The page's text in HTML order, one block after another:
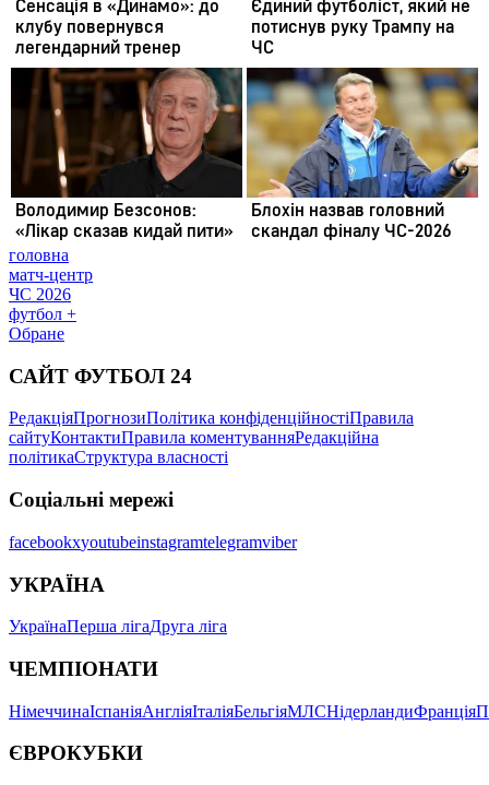
головна
матч-центр
ЧС 2026
футбол +
Обране
САЙТ ФУТБОЛ 24
РедакціяПрогнозиПолітика конфіденційностіПравила
сайтуКонтактиПравила коментуванняРедакційна
політикаСтруктура власності
Соціальні мережі
facebookxyoutubeinstagramtelegramviber
УКРАЇНА
УкраїнаПерша лігаДруга ліга
ЧЕМПІОНАТИ
НімеччинаІспаніяАнгліяІталіяБельгіяМЛСНідерландиФранція
ЄВРОКУБКИ